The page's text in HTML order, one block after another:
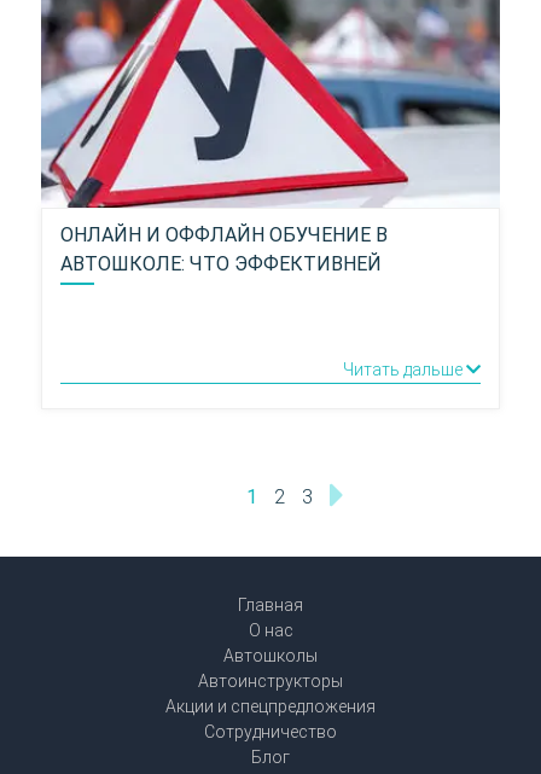
ОНЛАЙН И ОФФЛАЙН ОБУЧЕНИЕ В
АВТОШКОЛЕ: ЧТО ЭФФЕКТИВНЕЙ
Читать дальше
1 2 3
Главная
О нас
Автошколы
Автоинструкторы
Акции и спецпредложения
Сотрудничество
Блог